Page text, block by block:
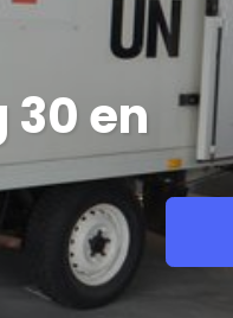
en